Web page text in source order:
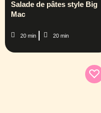
Salade de pâtes style Big
Mac
20 min 20 min